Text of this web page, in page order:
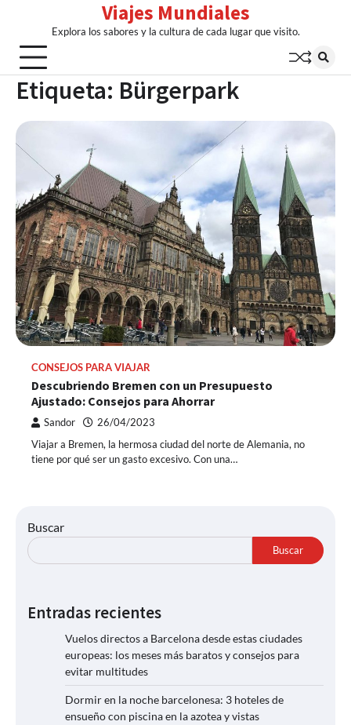
content
Viajes Mundiales
Explora los sabores y la cultura de cada lugar que visito.
Etiqueta: Bürgerpark
CONSEJOS PARA VIAJAR
Descubriendo Bremen con un Presupuesto
Ajustado: Consejos para Ahorrar
Sandor 26/04/2023
Viajar a Bremen, la hermosa ciudad del norte de Alemania, no
tiene por qué ser un gasto excesivo. Con una…
Buscar
Buscar
Entradas recientes
Vuelos directos a Barcelona desde estas ciudades
europeas: los meses más baratos y consejos para
evitar multitudes
Dormir en la noche barcelonesa: 3 hoteles de
ensueño con piscina en la azotea y vistas